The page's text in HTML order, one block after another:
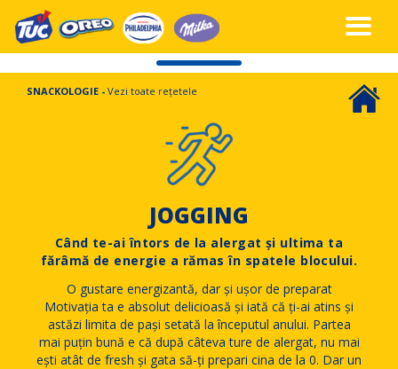
SNACKOLOGIE - Vezi toate rețetele
JOGGING
Când te-ai întors de la alergat și ultima ta
fărâmă de energie a rămas în spatele blocului.
O gustare energizantă, dar și ușor de preparat
Motivația ta e absolut delicioasă și iată că ți-ai atins și
astăzi limita de pași setată la începutul anului. Partea
mai puțin bună e că după câteva ture de alergat, nu mai
ești atât de fresh și gata să-ți prepari cina de la 0. Dar un